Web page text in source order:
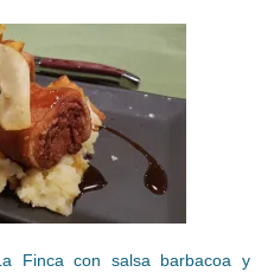
Finca con salsa barbacoa y